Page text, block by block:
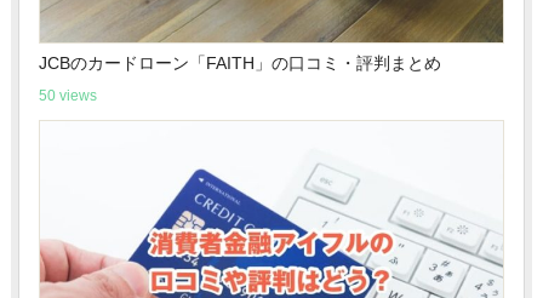
JCBのカードローン「FAITH」の口コミ・評判まとめ
50 views